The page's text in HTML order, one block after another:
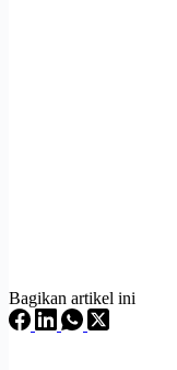
Bagikan artikel ini